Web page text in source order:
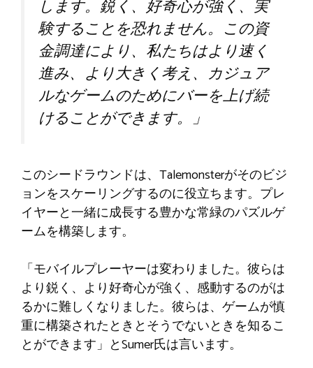
します。鋭く、好奇心が強く、実
験することを恐れません。この資
金調達により、私たちはより速く
進み、より大きく考え、カジュア
ルなゲームのためにバーを上げ続
けることができます。」
このシードラウンドは、Talemonsterがそのビジ
ョンをスケーリングするのに役立ちます。プレ
イヤーと一緒に成長する豊かな常緑のパズルゲ
ームを構築します。
「モバイルプレーヤーは変わりました。彼らは
より鋭く、より好奇心が強く、感動するのがは
るかに難しくなりました。彼らは、ゲームが慎
重に構築されたときとそうでないときを知るこ
とができます」とSumer氏は言います。